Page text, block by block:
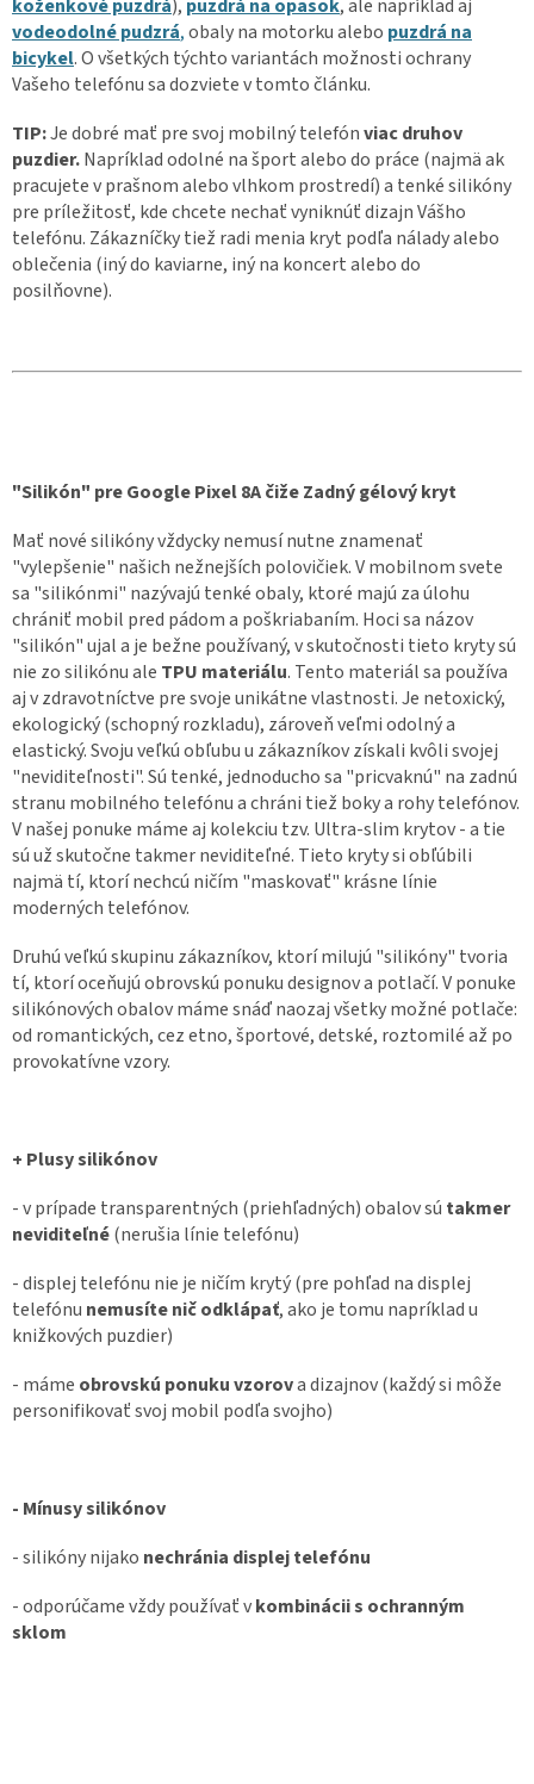
koženkové puzdrá), puzdrá na opasok, ale napríklad aj
vodeodolné pudzrá,obaly na motorku alebo puzdrá na
bicykel. O všetkých týchto variantách možnosti ochrany
Vašeho telefónu sa dozviete v tomto článku.
TIP:Je dobré mať pre svoj mobilný telefónviac druhov
puzdier.Napríklad odolné na šport alebo do práce (najmä ak
pracujete v prašnom alebo vlhkom prostredí) a tenké silikóny
pre príležitosť, kde chcete nechať vyniknúť dizajn Vášho
telefónu. Zákazníčky tiež radi menia kryt podľa nálady alebo
oblečenia (iný do kaviarne, iný na koncert alebo do
posilňovne).
"Silikón" pre Google Pixel 8A čiže Zadný gélový kryt
Mať nové silikóny vždycky nemusí nutne znamenať
"vylepšenie" našich nežnejších polovičiek. V mobilnom svete
sa "silikónmi" nazývajú tenké obaly, ktoré majú za úlohu
chrániť mobil pred pádom a poškriabaním. Hoci sa názov
"silikón" ujal a je bežne používaný, v skutočnosti tieto kryty sú
nie zo silikónu ale TPU materiálu. Tento materiál sa používa
aj v zdravotníctve pre svoje unikátne vlastnosti. Je netoxický,
ekologický (schopný rozkladu), zároveň veľmi odolný a
elastický. Svoju veľkú obľubu u zákazníkov získali kvôli svojej
"neviditeľnosti". Sú tenké, jednoducho sa "pricvaknú" na zadnú
stranu mobilného telefónu a chráni tiež boky a rohy telefónov.
V našej ponuke máme aj kolekciu tzv. Ultra-slim krytov - a tie
sú už skutočne takmer neviditeľné. Tieto kryty si obľúbili
najmä tí, ktorí nechcú ničím "maskovať" krásne línie
moderných telefónov.
Druhú veľkú skupinu zákazníkov, ktorí milujú "silikóny" tvoria
tí, ktorí oceňujú obrovskú ponuku designov a potlačí. V ponuke
silikónových obalov máme snáď naozaj všetky možné potlače:
od romantických, cez etno, športové, detské, roztomilé až po
provokatívne vzory.
+ Plusy silikónov
- v prípade transparentných (priehľadných) obalov sú takmer
neviditeľné(nerušia línie telefónu)
- displej telefónu nie je ničím krytý (pre pohľad na displej
telefónu nemusíte nič odklápať, ako je tomu napríklad u
knižkových puzdier)
- máme obrovskú ponuku vzorova dizajnov (každý si môže
personifikovať svoj mobil podľa svojho)
- Mínusy silikónov
- silikóny nijako nechránia displej telefónu
- odporúčame vždy používať vkombinácii s ochranným
sklom